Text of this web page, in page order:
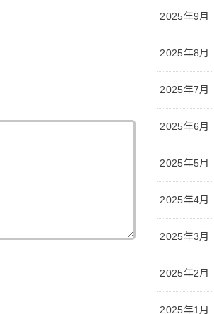
2025年9月
2025年8月
2025年7月
2025年6月
2025年5月
2025年4月
2025年3月
2025年2月
2025年1月